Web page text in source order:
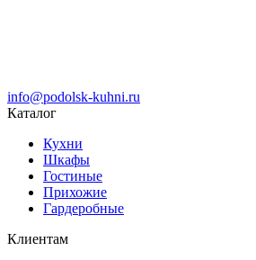
info@podolsk-kuhni.ru
Каталог
Кухни
Шкафы
Гостиные
Прихожие
Гардеробные
Клиентам